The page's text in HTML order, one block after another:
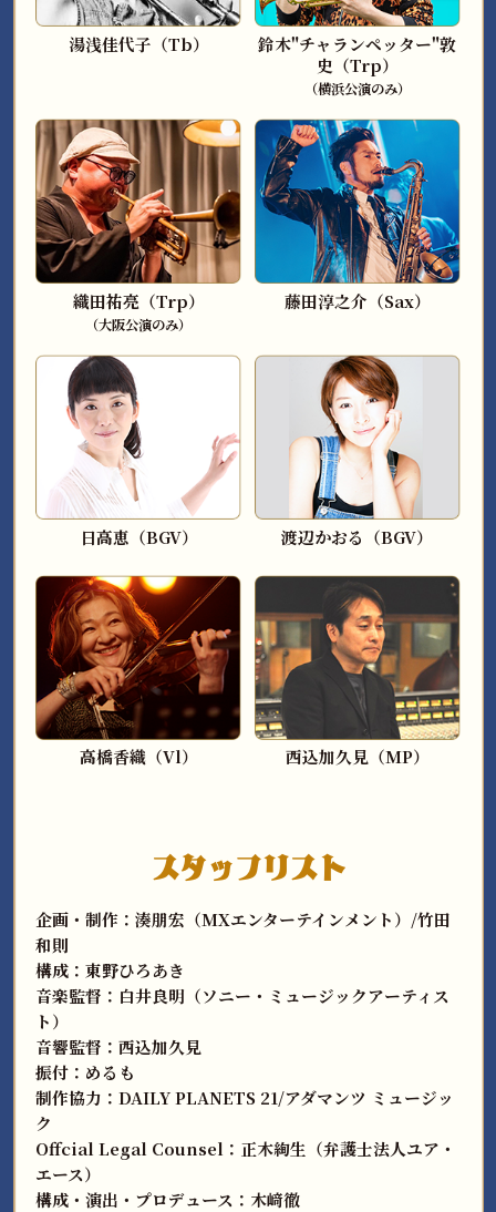
湯浅佳代子（Tb）
鈴木"チャランペッター"敦
史（Trp）
（横浜公演のみ）
織田祐亮（Trp）
（大阪公演のみ）
藤田淳之介（Sax）
日高恵（BGV） 渡辺かおる（BGV）
高橋香織（Vl） 西込加久見（MP）
スタッフリスト
企画・制作：湊朋宏（MXエンターテインメント）/竹田
和則
構成：東野ひろあき
音楽監督：白井良明（ソニー・ミュージックアーティス
ト）
音響監督：西込加久見
振付：めるも
制作協力：DAILY PLANETS 21/アダマンツ ミュージッ
ク
Offcial Legal Counsel：正木絢生（弁護士法人ユア・
エース）
構成・演出・プロデュース：木﨑徹